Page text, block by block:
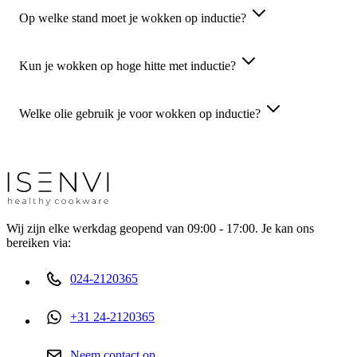
Op welke stand moet je wokken op inductie?
Kun je wokken op hoge hitte met inductie?
Welke olie gebruik je voor wokken op inductie?
Wij zijn elke werkdag geopend van 09:00 - 17:00. Je kan ons
bereiken via:
024-2120365
+31 24-2120365